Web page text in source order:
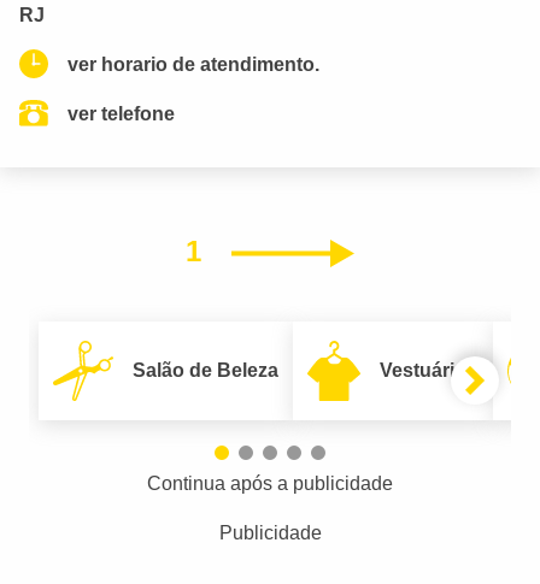
RJ
ver horario de atendimento.
ver telefone
1 Próximo
Salão de Beleza Vestuário
Continua após a publicidade
Publicidade